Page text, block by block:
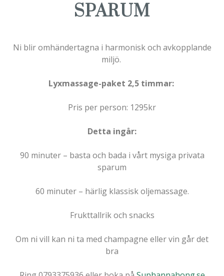
SPARUM
Ni blir omhändertagna i harmonisk och avkopplande
miljö.
Lyxmassage-paket 2,5 timmar:
Pris per person: 1295kr
Detta ingår:
90 minuter – basta och bada i vårt mysiga privata
sparum
60 minuter – härlig klassisk oljemassage.
Frukttallrik och snacks
Om ni vill kan ni ta med champagne eller vin går det
bra